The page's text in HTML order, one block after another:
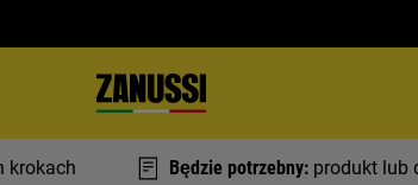
krokach Będzie potrzebny:produkt lub